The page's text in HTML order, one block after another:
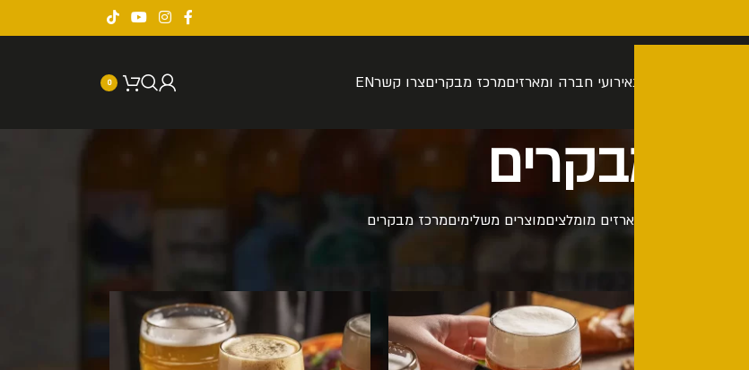
חנותאירועי חברה ומארזיםמרכז מבקריםצרו קשרEN
0
מרכז מבקרים
מארזים מומלציםמוצרים משלימיםמרכז מבקרים